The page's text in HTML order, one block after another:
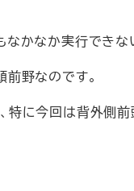
なかなか実行でき
野なのです。
特に今回は背外側